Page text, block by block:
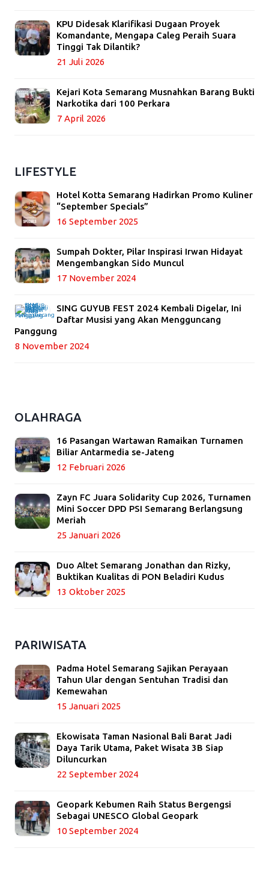
KPU Didesak Klarifikasi Dugaan Proyek
Komandante, Mengapa Caleg Peraih Suara
Tinggi Tak Dilantik?
21 Juli 2026
Kejari Kota Semarang Musnahkan Barang Bukti
Narkotika dari 100 Perkara
7 April 2026
LIFESTYLE
Hotel Kotta Semarang Hadirkan Promo Kuliner
“September Specials”
16 September 2025
Sumpah Dokter, Pilar Inspirasi Irwan Hidayat
Mengembangkan Sido Muncul
17 November 2024
SING GUYUB FEST 2024 Kembali Digelar, Ini
Daftar Musisi yang Akan Mengguncang
Panggung
8 November 2024
OLAHRAGA
16 Pasangan Wartawan Ramaikan Turnamen
Biliar Antarmedia se-Jateng
12 Februari 2026
Zayn FC Juara Solidarity Cup 2026, Turnamen
Mini Soccer DPD PSI Semarang Berlangsung
Meriah
25 Januari 2026
Duo Altet Semarang Jonathan dan Rizky,
Buktikan Kualitas di PON Beladiri Kudus
13 Oktober 2025
PARIWISATA
Padma Hotel Semarang Sajikan Perayaan
Tahun Ular dengan Sentuhan Tradisi dan
Kemewahan
15 Januari 2025
Ekowisata Taman Nasional Bali Barat Jadi
Daya Tarik Utama, Paket Wisata 3B Siap
Diluncurkan
22 September 2024
Geopark Kebumen Raih Status Bergengsi
Sebagai UNESCO Global Geopark
10 September 2024